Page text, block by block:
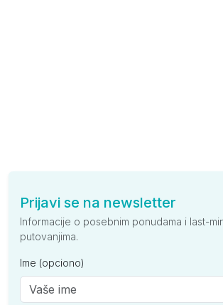
Prijavi se na newsletter
Informacije o posebnim ponudama i last-
putovanjima.
Ime (opciono)